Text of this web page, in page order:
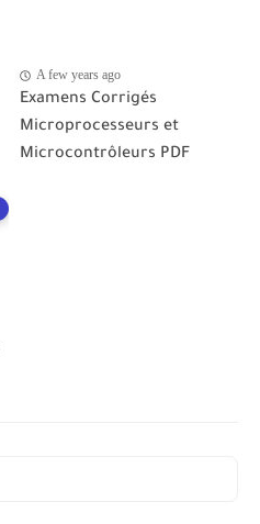
A few years ago
Examens Corrigés
Microprocesseurs et
Microcontrôleurs PDF